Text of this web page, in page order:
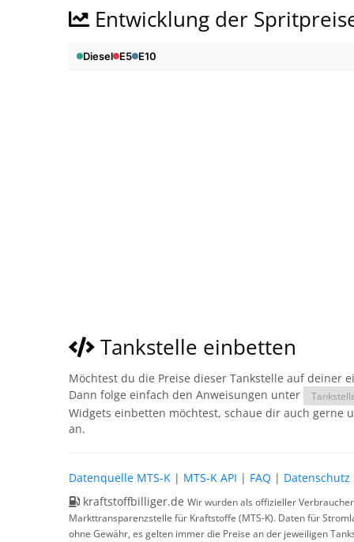
Entwicklung der
Tankstelle einbetten
Möchtest du die Preise dieser Tankstelle auf deiner
Dann folge einfach den Anweisungen unter
Widgets einbetten möchtest, schaue dir auch gerne
an.
Datenquelle MTS-K | MTS-K API | FAQ | Datenschutz
kraftstoffbilliger.de Wir wurden als offizieller
Markttransparenzstelle für Kraftstoffe (MTS-K). Daten für
ohne Gewähr, es gelten immer die Preise an der jeweiligen